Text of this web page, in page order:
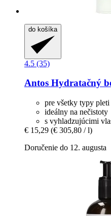
do košíka
4.5 (35)
Antos Hydratačný
pre všetky typy pleti
ideálny na nečistoty
s vyhladzujúcimi
€ 15,29 (€ 305,80 / l)
Doručenie do 12. augusta